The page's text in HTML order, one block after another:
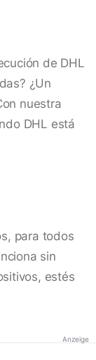
de DHL
¿Un
nuestra
DHL está
para todos
sin
estés
Anzeige